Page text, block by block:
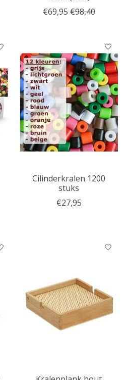
€69,95 €98,40
Cilinderkralen 1200
stuks
€27,95